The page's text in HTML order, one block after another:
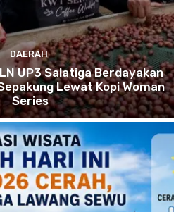
DAERAH
UP3 Salatiga Berdayakan
Lewat Kopi Woman
Series